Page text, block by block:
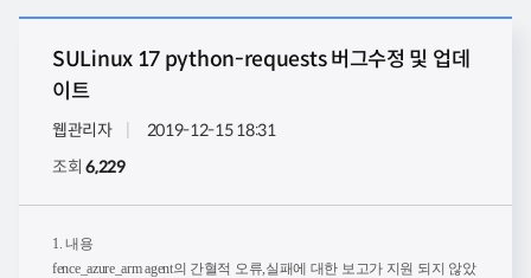
SULinux 17 python-requests 버그수정 및 업데
이트
웹관리자
2019-12-15 18:31
조회6,229
1. 내용
fence_azure_arm agent의 간혈적 오류,실패에 대한 보고가 지원 되지 않았